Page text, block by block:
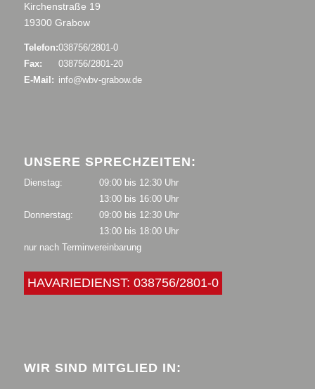
Kirchenstraße 19
19300 Grabow
Telefon:038756/2801-0
Fax:
038756/2801-20
E-Mail: info@wbv-grabow.de
UNSERE SPRECHZEITEN:
Dienstag:
09:00 bis 12:30 Uhr
13:00 bis 16:00 Uhr
Donnerstag:
09:00 bis 12:30 Uhr
13:00 bis 18:00 Uhr
nur nach Terminvereinbarung
HAVARIEDIENST: 038756/2801-0
WIR SIND MITGLIED IN: